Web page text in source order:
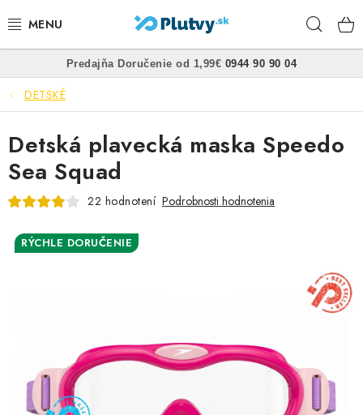
na
PLÁVANIE
ŠNORCHLOVANIE
FREEDIVING
SPEARFISHING
POTÁPANIE
VŠETKO PRE DETI
HRAČKY DO VODY
Predajňa• Doručenie od 1,99€• 0944 90 90 04
DETSKÉ
Detská plavecká maska Speedo
Sea Squad
22 hodnotení Podrobnosti hodnotenia
RÝCHLE DORUČENIE